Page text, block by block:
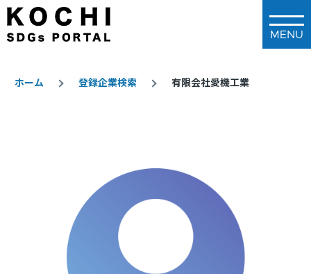
メインコンテンツに移動
ホーム 登録企業検索 有限会社愛機工業